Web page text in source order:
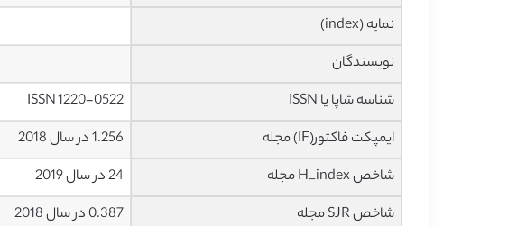
نمایه (index)
نویسندگان
شناسه شاپا یا ISSN
ISSN 1220-0522
ایمپکت فاکتور(IF) مجله
1.256 در سال 2018
شاخص H_index مجله
24 در سال 2019
شاخص SJR مجله
0.387 در سال 2018